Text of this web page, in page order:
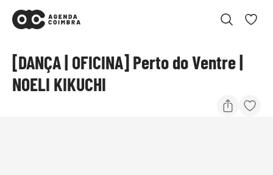
[DANÇA | OFICINA] Perto do Ventre |
NOELI KIKUCHI